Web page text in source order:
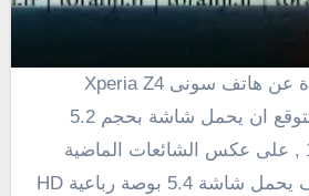
القادم والذى من المتوقع ان يحمل شاشة بحجم 5.2
, على عكس الشائعات الماضية
5.4 بوصة رباعية
HD